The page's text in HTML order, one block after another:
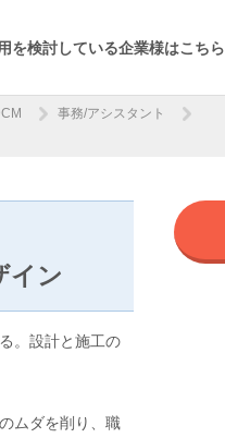
を検討している企業様はこちら
事務/アシスタント
イン
。設計と施工の
ムダを削り、職